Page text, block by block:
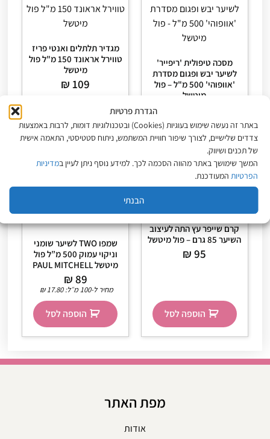
הגדרת פרטיות
באתר זה נעשה שימוש בעוגיות (Cookies) ובטכנולוגיות דומות, לרבות באמצעות
צדדים שלישיים, לצורך שיפור חוויית המשתמש, ניתוח סטטיסטי, התאמה אישית
של תכנים ושיווק.
המשך שימושך באתר מהווה הסכמה לכך. למידע נוסף ניתן לעיין במדיניות
הפרטיותהמעודכנת.
הבנתי
מסכה טיפולית 'ריפייר'
לשיער יבש ופגום מסדרת
'אוופוהי' 500 מ"ל – פול
מיטשל
הוספה לסל
מגדיר תלתלים ואנטי פריז
טווירל אראונד 150 מ"ל פול
מיטשל
₪109
הוספה לסל
קרם שייפר עץ התה לעיצוב
השיער 85 גרם – פול מיטשל
₪95
הוספה לסל
שמפו TWO לשיער שומני
וניקוי עמוק 500 מ”ל פול
מיטשל PAUL MITCHELL
₪89
מחיר ל-100 מ״ל: ₪17.80
הוספה לסל
מפת האתר
אודות